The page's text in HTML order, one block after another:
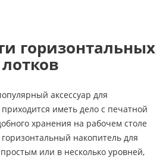
горизонтальных
лотков
аксессуар для
иметь дело с печатной
хранения на рабочем столе
накопитель для
или в несколько уровней,